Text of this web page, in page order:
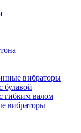
вибраторы
булавой
гибким валом
вибраторы